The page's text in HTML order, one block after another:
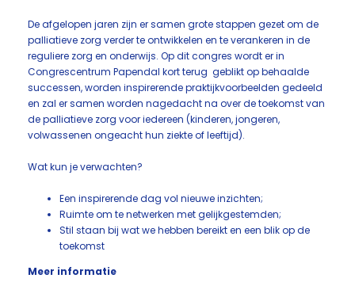
De afgelopen jaren zijn er samen grote stappen gezet om de
palliatieve zorg verder te ontwikkelen en te verankeren in de
reguliere zorg en onderwijs. Op dit congres wordt er in
Congrescentrum Papendal kort terug geblikt op behaalde
successen, worden inspirerende praktijkvoorbeelden gedeeld
en zal er samen worden nagedacht na over de toekomst van
de palliatieve zorg voor iedereen (kinderen, jongeren,
volwassenen ongeacht hun ziekte of leeftijd).
Wat kun je verwachten?
Een inspirerende dag vol nieuwe inzichten;
Ruimte om te netwerken met gelijkgestemden;
Stil staan bij wat we hebben bereikt en een blik op de
toekomst
Meer informatie